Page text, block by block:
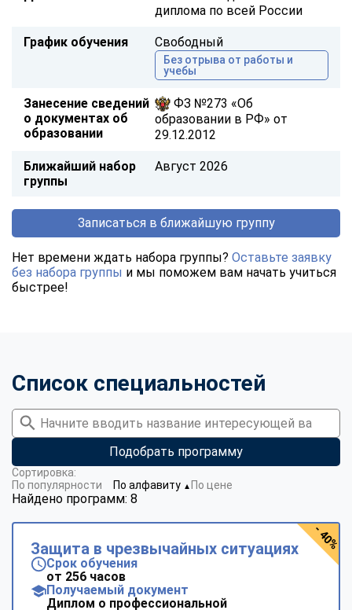
диплома по всей России
График обучения Свободный
Без отрыва от работы и
учебы
Занесение сведений
о документах об
образовании
ФЗ №273 «Об
образовании в РФ» от
29.12.2012
Ближайший набор
группы
Август 2026
Записаться в ближайшую группу
Нет времени ждать набора группы? Оставьте заявку
без набора группы и мы поможем вам начать учиться
быстрее!
Список специальностей
Подобрать программу
Найдено программ: 8
Сортировка:
По популярности
По алфавиту ▼ По цене
Защита в чрезвычайных ситуациях
Срок обучения
от 256 часов
Получаемый документ
Диплом о профессиональной
- 40%